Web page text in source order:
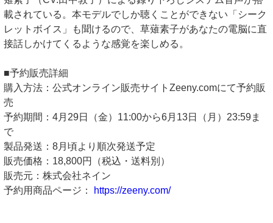
載されている。本モデルでしか聴くことができない「シーク
レットボイス」も聞けるので、草薙素子があなたの電脳に直
接話しかけてくるような感覚を楽しめる。
■予約販売詳細
購入方法：公式オンライン販売サイトZeeny.comにて予約販
売
予約期間：4月29日（金）11:00から6月13日（月）23:59ま
で
製品発送：8月頃より順次発送予定
販売価格：18,800円（税込・送料別）
販売元：株式会社ネイン
予約用商品ページ：
https://zeeny.com/